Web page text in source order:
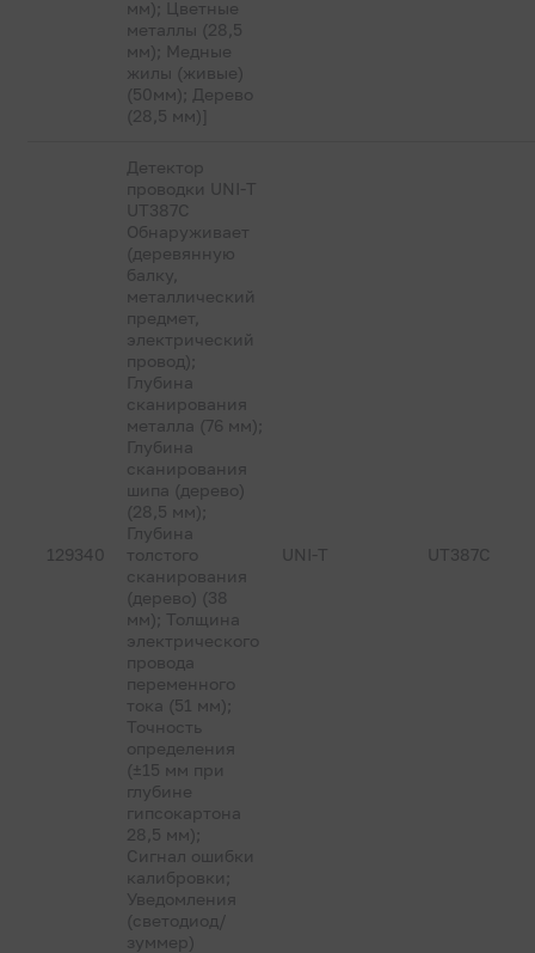
мм); Цветные
металлы (28,5
мм); Медные
жилы (живые)
(50мм); Дерево
(28,5 мм)]
129340
Детектор
проводки UNI-T
UT387C
Обнаруживает
(деревянную
балку,
металлический
предмет,
электрический
провод);
Глубина
сканирования
металла (76 мм);
Глубина
сканирования
шипа (дерево)
(28,5 мм);
Глубина
толстого
сканирования
(дерево) (38
мм); Толщина
электрического
провода
переменного
тока (51 мм);
Точность
определения
(±15 мм при
глубине
гипсокартона
28,5 мм);
Сигнал ошибки
калибровки;
Уведомления
(светодиод/
зуммер)
UNI-T UT387C